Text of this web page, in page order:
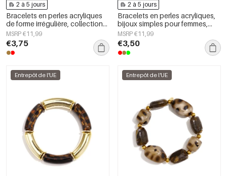
2 à 5 jours
Bracelets en perles acryliques
de forme irrégulière, collection
Simple Daily Simple, bijoux pour
femmes
MSRP €11,99
€3,75
2 à 5 jours
Bracelets en perles acryliques,
bijoux simples pour femmes,
collection Daily Simple
MSRP €11,99
€3,50
Entrepôt de l'UE Entrepôt de l'UE